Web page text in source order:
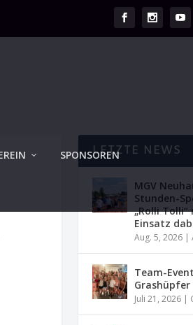
SPONSORENLETZTE NEWS
MGV
Stunden-
„Rolli
Einsatz
Aug. 5, 2026 |
Team-
Grashüpfer
Juli 21, 2026 |